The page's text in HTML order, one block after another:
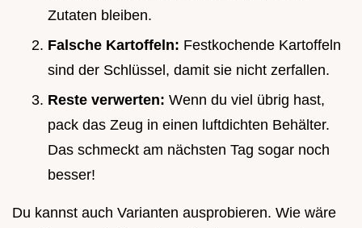
Zutaten bleiben.
Falsche Kartoffeln: Festkochende Kartoffeln
sind der Schlüssel, damit sie nicht zerfallen.
Reste verwerten: Wenn du viel übrig hast,
pack das Zeug in einen luftdichten Behälter.
Das schmeckt am nächsten Tag sogar noch
besser!
Du kannst auch Varianten ausprobieren. Wie wäre